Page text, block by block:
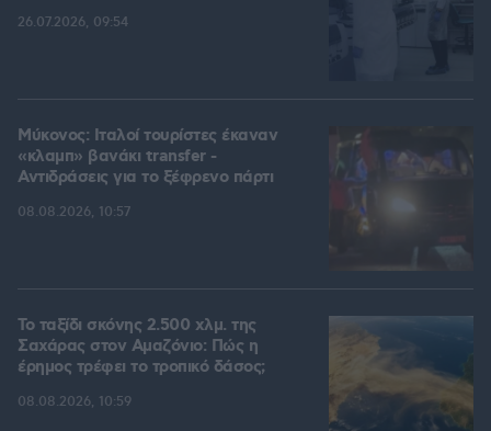
26.07.2026, 09:54
Μύκονος: Ιταλοί τουρίστες έκαναν
«κλαμπ» βανάκι transfer -
Αντιδράσεις για το ξέφρενο πάρτι
08.08.2026, 10:57
Το ταξίδι σκόνης 2.500 χλμ. της
Σαχάρας στον Αμαζόνιο: Πώς η
έρημος τρέφει το τροπικό δάσος;
08.08.2026, 10:59